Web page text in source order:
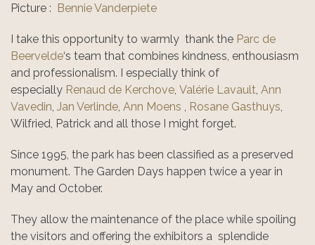
Picture : Bennie Vanderpiete
I take this opportunity to warmly thank the Parc de
Beervelde‘s team that combines kindness, enthousiasm
and professionalism. I especially think of
especially Renaud de Kerchove Valérie Lavault Ann
Vavedin Jan Verlinde Ann Moens Rosane Gasthuys
Wilfried, Patrick and all those I might forget.
Since 1995, the park has been classified as a preserved
monument. The Garden Days happen twice a year in
May and October.
They allow the maintenance of the place while spoiling
the visitors and offering the exhibitors a splendide